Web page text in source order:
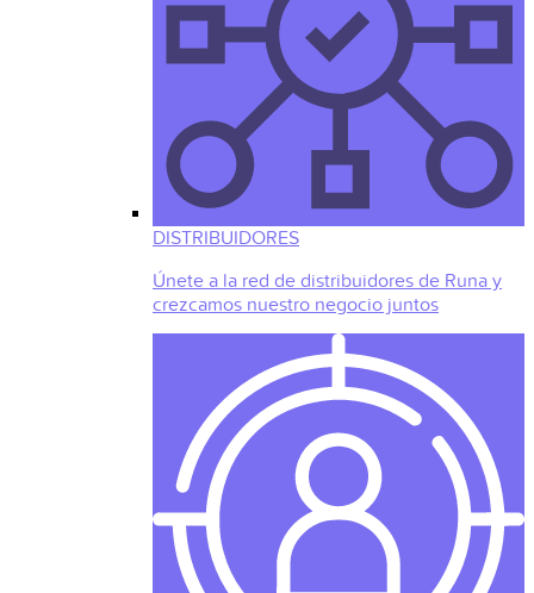
DISTRIBUIDORES
Únete a la red de distribuidores de Runa y
crezcamos nuestro negocio juntos